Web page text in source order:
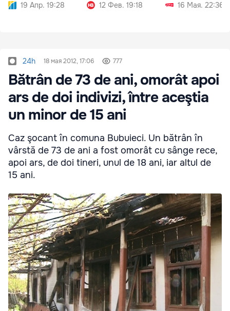
19 Апр. 19:28
12 Фев. 19:18
16 Мая. 22:36
24h 18 мая 2012, 17:06 777
Bătrân de 73 de ani, omorât apoi
ars de doi indivizi, între aceştia
un minor de 15 ani
Caz şocant în comuna Bubuieci. Un bătrân în
vârstă de 73 de ani a fost omorât cu sânge rece,
apoi ars, de doi tineri, unul de 18 ani, iar altul de
15 ani.